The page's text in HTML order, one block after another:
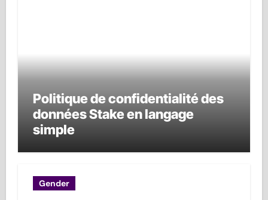
Politique de confidentialité des
données Stake en langage
simple
Gender